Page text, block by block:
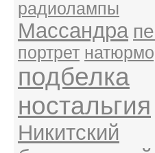
радиолампы
Массандра
портрет
подбелка
ностальгия
Никитский